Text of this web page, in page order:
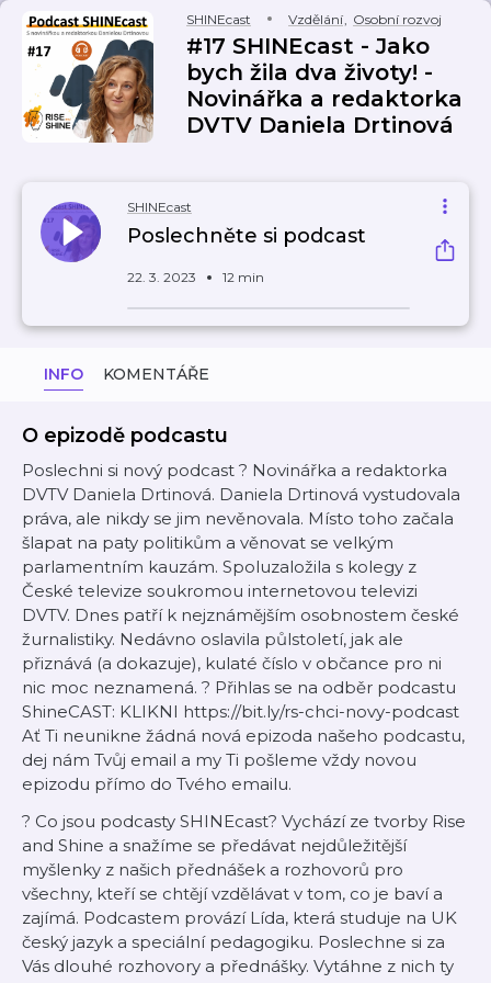
SHINEcast Vzdělání, Osobní rozvoj
#17 SHINEcast - Jako
bych žila dva životy! -
Novinářka a redaktorka
DVTV Daniela Drtinová
SHINEcast
Poslechněte si podcast
22. 3. 2023 12 min
INFO KOMENTÁŘE
O epizodě podcastu
Poslechni si nový podcast ? Novinářka a redaktorka
DVTV Daniela Drtinová. Daniela Drtinová vystudovala
práva, ale nikdy se jim nevěnovala. Místo toho začala
šlapat na paty politikům a věnovat se velkým
parlamentním kauzám. Spoluzaložila s kolegy z
České televize soukromou internetovou televizi
DVTV. Dnes patří k nejznámějším osobnostem české
žurnalistiky. Nedávno oslavila půlstoletí, jak ale
přiznává (a dokazuje), kulaté číslo v občance pro ni
nic moc neznamená. ? Přihlas se na odběr podcastu
ShineCAST: KLIKNI https://bit.ly/rs-chci-novy-podcast
Ať Ti neunikne žádná nová epizoda našeho podcastu,
dej nám Tvůj email a my Ti pošleme vždy novou
epizodu přímo do Tvého emailu.
? Co jsou podcasty SHINEcast? Vychází ze tvorby Rise
and Shine a snažíme se předávat nejdůležitější
myšlenky z našich přednášek a rozhovorů pro
všechny, kteří se chtějí vzdělávat v tom, co je baví a
zajímá. Podcastem provází Lída, která studuje na UK
český jazyk a speciální pedagogiku. Poslechne si za
Vás dlouhé rozhovory a přednášky. Vytáhne z nich ty